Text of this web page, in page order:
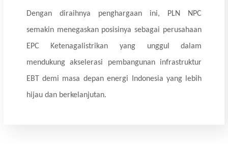
Dengan diraihnya penghargaan ini, PLN NPC
semakin menegaskan posisinya sebagai perusahaan
EPC Ketenagalistrikan yang unggul dalam
mendukung akselerasi pembangunan infrastruktur
EBT demi masa depan energi Indonesia yang lebih
hijau dan berkelanjutan.